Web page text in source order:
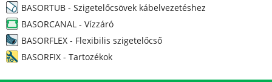
BASORTUB - Szigetelőcsövek kábelvezetéshez
BASORCANAL - Vízzáró
BASORFLEX - Flexibilis szigetelőcső
BASORFIX - Tartozékok